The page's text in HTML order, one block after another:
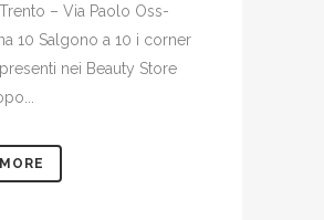
– Via Paolo Oss-
10 Salgono a 10 i corner
nei Beauty Store